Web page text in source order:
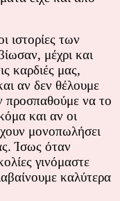
ιστορίες των
μέχρι και
καρδιές μας,
αν δεν θέλουμε
προσπαθούμε να το
και αν οι
μονοπωλήσει
Ίσως όταν
γινόμαστε
καλύτερα